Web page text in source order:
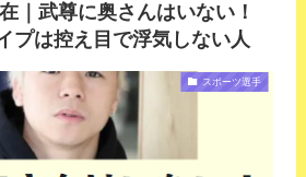
｜武尊に奥さんはいない！
プは控え目で浮気しない人
スポーツ選手